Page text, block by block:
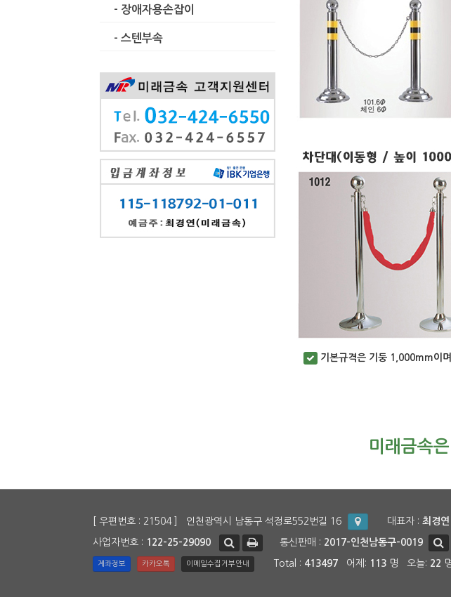
- 장애자용손잡이
- 스텐부속
기본규격은 기둥 1,000mm이
미래금속
[ 우편번호 : 21504 ] 인천광역시 남동구 석정로552번길 16 대표자 : 최경연
사업자번호 : 122-25-29090 통신판매 : 2017-인천남동구-0019
계좌정보 카카오톡 이메일수집거부안내 Total : 413497 어제: 113 명 오늘: 22